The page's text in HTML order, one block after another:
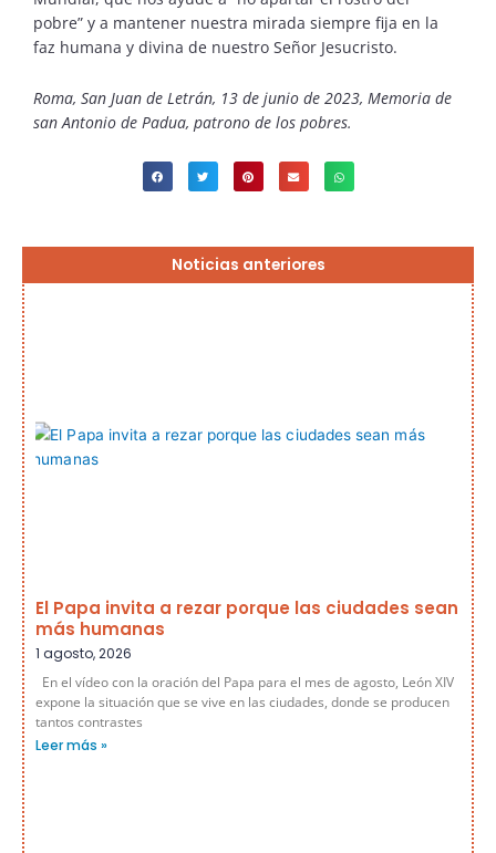
pobre” y a mantener nuestra mirada siempre fija en la
faz humana y divina de nuestro Señor Jesucristo.
Roma, San Juan de Letrán, 13 de junio de 2023, Memoria de
san Antonio de Padua, patrono de los pobres.
Noticias anteriores
El Papa invita a rezar porque las ciudades sean
más humanas
1 agosto, 2026
En el vídeo con la oración del Papa para el mes de agosto, León XIV
expone la situación que se vive en las ciudades, donde se producen
tantos contrastes
Leer más »
Página
PáginaPáginaPágina
Página